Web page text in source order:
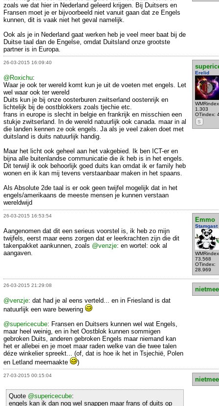
zoals we dat hier in Nederland geleerd krijgen. Bij Duitsers en
Fransen moet je er bijvoorbeeld niet vanuit gaan dat ze Engels
kunnen, dit is vaak niet het geval namelijk.
Ook als je in Nederland gaat werken heb je veel meer baat bij de
Duitse taal dan de Engelse, omdat Duitsland onze grootste
partner is in Europa.
26-03-2015 16:09:40
Erelid
1.303
OTindex:
S
@Roxichu:
Waar je ook ter wereld komt kun je uit de voeten met engels. Let
wel waar ook ter wereld
Duits kun je bij onze oosterburen zwitserland oostenrijk en
lichtelijk bij de oostblokkers zoals tjechie etc.
frans in europe is slecht in belgie en frankrijk en misschien een
stukje zwitserland. In de wereld natuurlijk ook canada. maar in al
die landen kennen ze ook engels. Ja als je veel zaken doet met
duitsland is duits natuurlijk handig.
Maar het licht ook geheel aan het vakgebied. Ik ben ICT-er en
bijna alle buitenlandse communicatie die ik heb is in het engels.
Dit terwijl ik ook behoorlijk goed duits kan omdat ik er family heb
wonen en ik kan mij tevens verstaanbaar maken in het spaans.
Als Absolute 2de taal is er ook geen twijfel mogelijk dat in het
engels/amerikaans de meeste mensen je kunnen verstaan
wereldwijd
26-03-2015 16:53:54
Emmo
Stamgast
73.568
OTindex:
28.969
Aangenomen dat dit een serieus voorstel is, ik heb zo mijn
twijfels, eerst maar eens zorgen dat er leerkrachten zijn die dit
takenpakket aankunnen, zoals @venzje: en wortel: ook al
aangaven.
26-03-2015 21:29:08
@venzje: dat had je al eens verteld... en in Friesland is dat
natuurlijk een ware bewering
@supericecube: Fransen en Duitsers kunnen wel wat Engels,
maar heel weinig, en in het Oostblok kunnen sommigen
gebroken Duits, anderen gebroken Engels maar niemand kan
het er allebei en je moet maar raden welke van die twee talen
déze winkelier spreekt... (of, dat is hoe ik het in Tsjechië, Polen
en Letland meemaakte
)
27-03-2015 00:15:04
Quote @supericecube:
engels kan ik dan nog wel snappen maar frans of duits op